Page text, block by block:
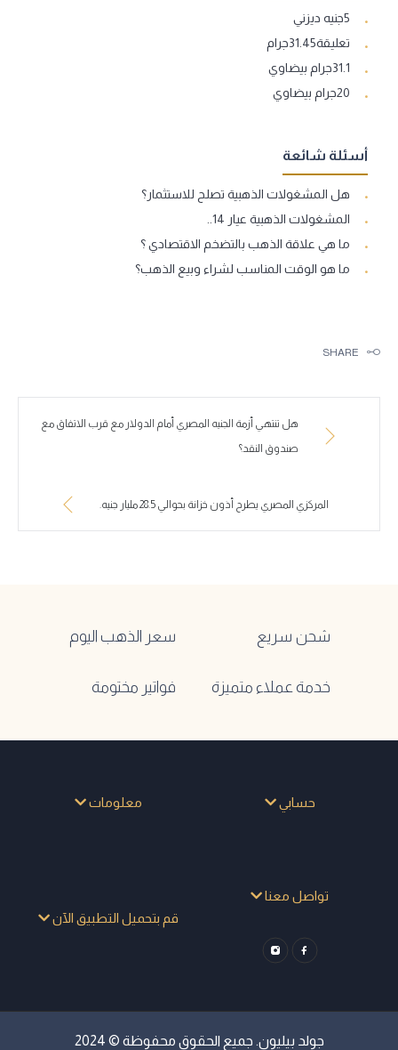
5جنيه ديزني
تعليقة31.45جرام
31.1جرام بيضاوي
20جرام بيضاوي
أسئلة شائعة
هل المشغولات الذهبية تصلح للاستثمار؟
المشغولات الذهبية عيار 14..
ما هي علاقة الذهب بالتضخم الاقتصادي ؟
ما هو الوقت المناسب لشراء وبيع الذهب؟
SHARE
هل تنتهي أزمة الجنيه المصري أمام الدولار مع قرب الاتفاق مع
صندوق النقد؟
المركزي المصري يطرح أذون خزانة بحوالي 28.5 مليار جنيه.
شحن سريع سعر الذهب اليوم
خدمة عملاء متميزة فواتير مختومة
حسابي معلومات
تواصل معنا
قم بتحميل التطبيق الآن
جولد بيليون. جميع الحقوق محفوظة © 2024